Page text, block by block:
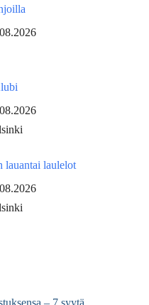
lauantai laulelot
– 7 syytä